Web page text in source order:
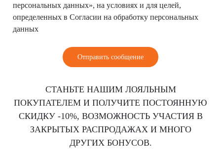
персональных данных», на условиях и для целей,
определенных в Согласии на обработку персональных
данных
СТАНЬТЕ НАШИМ ЛОЯЛЬНЫМ
ПОКУПАТЕЛЕМ И ПОЛУЧИТЕ ПОСТОЯННУЮ
СКИДКУ -10%, ВОЗМОЖНОСТЬ УЧАСТИЯ В
ЗАКРЫТЫХ РАСПРОДАЖАХ И МНОГО
ДРУГИХ БОНУСОВ.